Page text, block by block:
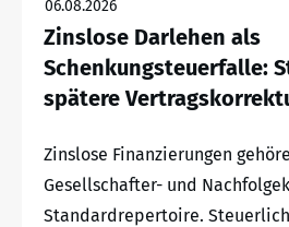
06.08.2026
Zinslose Darlehen als
Schenkungsteuerfalle:
spätere
Zinslose Finanzierungen
Gesellschafter- und
Standardrepertoire.